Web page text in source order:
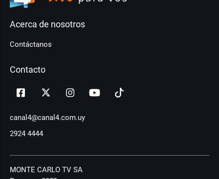
Acerca de nosotros
Contáctanos
Contacto
canal4@canal4.com.uy
2924 4444
MONTE CARLO TV SA